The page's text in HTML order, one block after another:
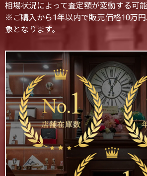
相場状況によって査定額が変動する可能
※ご購入から1年以内で販売価格10万
象となります。